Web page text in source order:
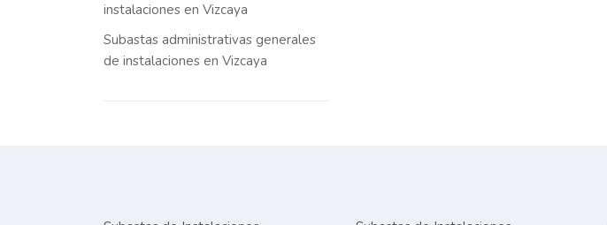
instalaciones en Vizcaya
Subastas administrativas generales
de instalaciones en Vizcaya